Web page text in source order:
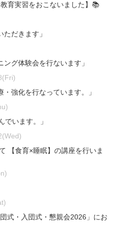
育実習をおこないました】📚
だきます」
グ体験会を行ないます」
強化を行なっています。」
でいます。」
【食育×睡眠】の講座を行いま
式・入団式・懇親会2026」にお